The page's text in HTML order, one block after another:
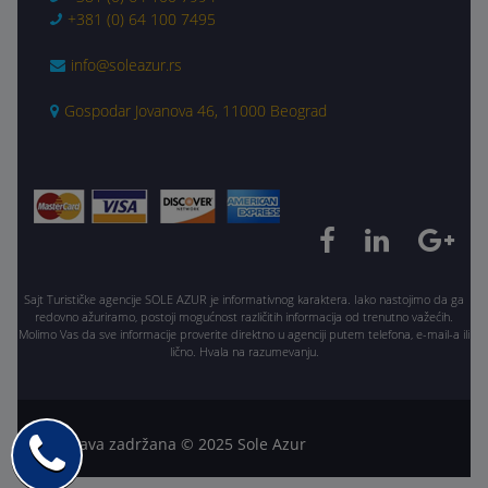
+381 (0) 64 100 7495
info@soleazur.rs
Gospodar Jovanova 46, 11000 Beograd
Sajt Turističke agencije SOLE AZUR je informativnog karaktera. Iako nastojimo da ga
redovno ažuriramo, postoji mogućnost različitih informacija od trenutno važećih.
Molimo Vas da sve informacije proverite direktno u agenciji putem telefona, e-mail-a ili
lično. Hvala na razumevanju.
Sva prava zadržana © 2025 Sole Azur